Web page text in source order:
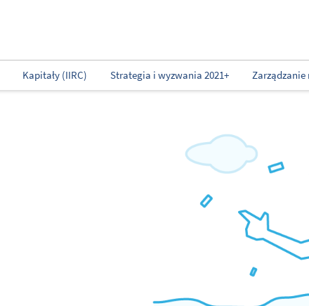
Kapitały (IIRC) Strategia i wyzwania 2021+ Zarządzanie